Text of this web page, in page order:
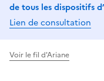
de tous les dispositifs
Lien de consultation
Voir le fil d'Ariane